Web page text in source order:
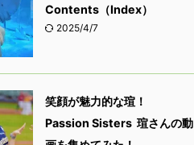
Contents（Index）
2025/4/7
笑顔が魅力的な瑄！
Passion Sisters 瑄さんの動